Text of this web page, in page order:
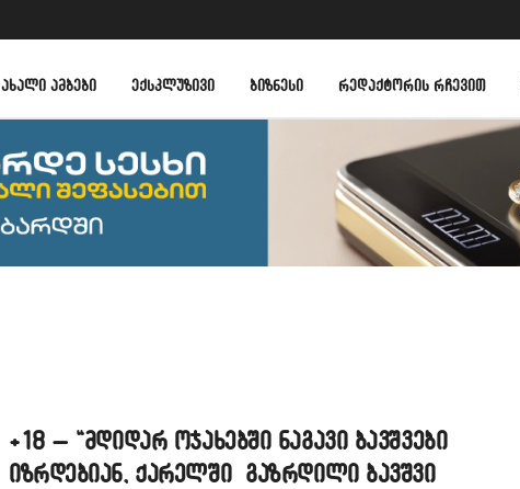
ᲐᲮᲐᲚᲘ ᲐᲛᲑᲔᲑᲘ ᲔᲥᲡᲙᲚᲣᲖᲘᲕᲘ ᲑᲘᲖᲜᲔᲡᲘ ᲠᲔᲓᲐᲥᲢᲝᲠᲘᲡ ᲠᲩᲔᲕᲘᲗ
+18 – “მდიდარ ოჯახებში ნაგავი ბავშვები
იზრდებიან, ქარელში გაზრდილი ბავშვი